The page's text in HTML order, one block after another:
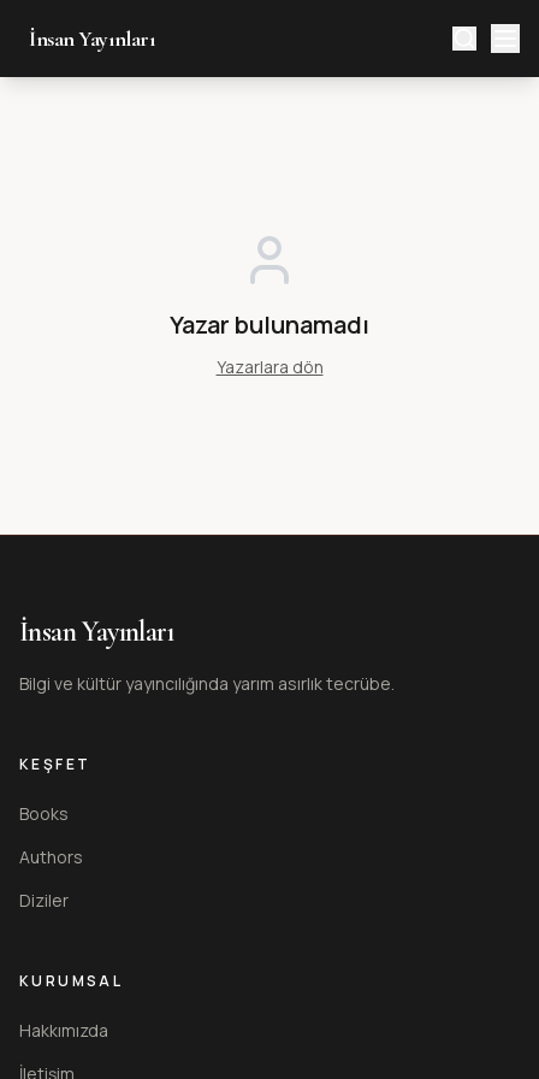
İnsan Yayınları
Yazar bulunamadı
Yazarlara dön
İnsan Yayınları
Bilgi ve kültür yayıncılığında yarım asırlık tecrübe.
KEŞFET
Books
Authors
Diziler
KURUMSAL
Hakkımızda
İletişim